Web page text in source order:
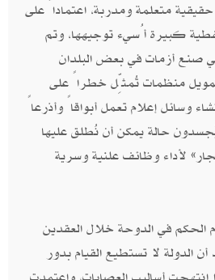
متعلمة ومدربة، اعتماداً على
كبيرة أُسيء توجيهها، وتم
صنع أزمات في بعض البلدان
منظمات تُمثِّل خطراً على
وسائل إعلام تعمل أبواقاً وأذرعاً
حالة يمكن أن نُطلق عليها
لأداء وظائف علنية وسرية
في الدوحة خلال العقدين
الدولة لا تستطيع القيام بدور